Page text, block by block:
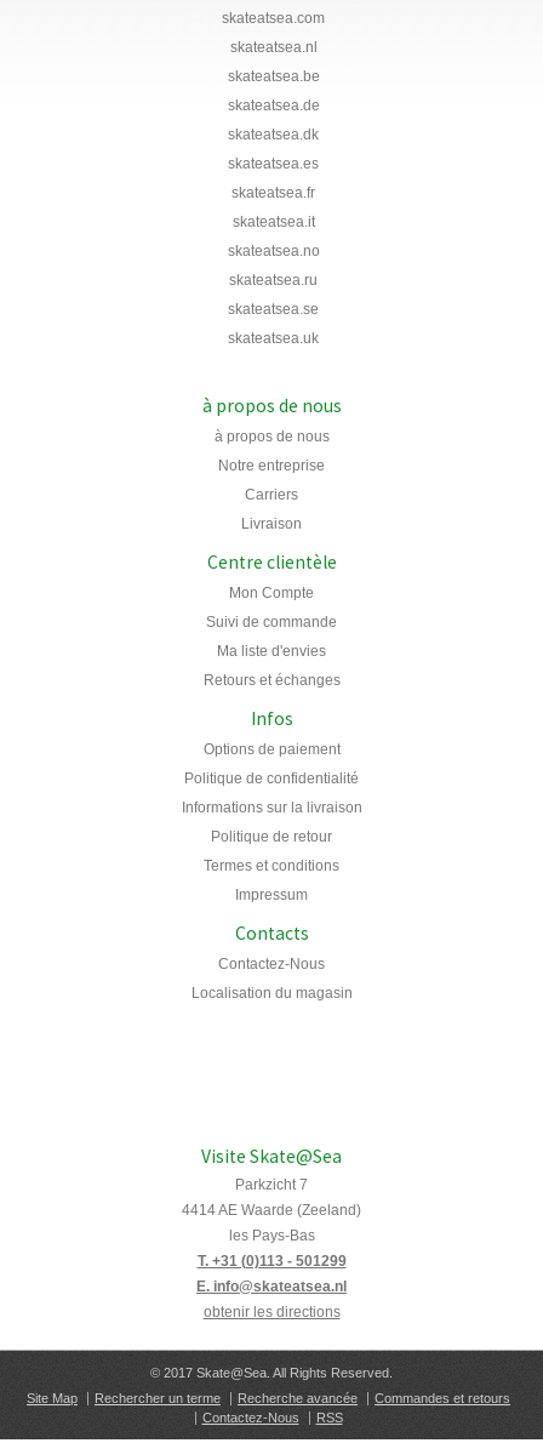
skateatsea.com
skateatsea.nl
skateatsea.be
skateatsea.de
skateatsea.dk
skateatsea.es
skateatsea.fr
skateatsea.it
skateatsea.no
skateatsea.ru
skateatsea.se
skateatsea.uk
à propos de nous
à propos de nous
Notre entreprise
Carriers
Livraison
Centre clientèle
Mon Compte
Suivi de commande
Ma liste d'envies
Retours et échanges
Infos
Options de paiement
Politique de confidentialité
Informations sur la livraison
Politique de retour
Termes et conditions
Impressum
Contacts
Contactez-Nous
Localisation du magasin
Visite Skate@Sea
Parkzicht 7
4414 AE Waarde (Zeeland)
les Pays-Bas
T. +31 (0)113 - 501299
E. info@skateatsea.nl
obtenir les directions
© 2017 Skate@Sea. All Rights Reserved.
Site Map
Rechercher un terme Recherche avancée
Commandes et retours
Contactez-Nous
RSS